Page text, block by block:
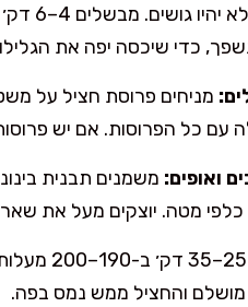
כדי
נשפך, כדי שיכסה יפה את
מניחים פרוסת חציל על
עם כל הפרוסות. אם יש
ואופים: משמנים תבנית
מטה. יוצקים מעל את
והחציל ממש נמס בפה.